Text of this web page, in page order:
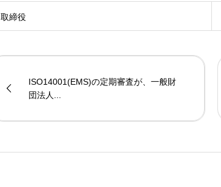
取締役
ISO14001(EMS)の定期審査が、一般財
団法人...